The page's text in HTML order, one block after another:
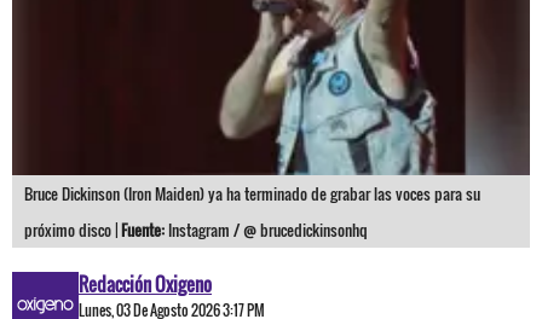
Bruce Dickinson (Iron Maiden) ya ha terminado de grabar las voces para su
próximo disco |Fuente: Instagram / @ brucedickinsonhq
Redacción Oxigeno
Lunes, 03 De Agosto 2026 3:17 PM